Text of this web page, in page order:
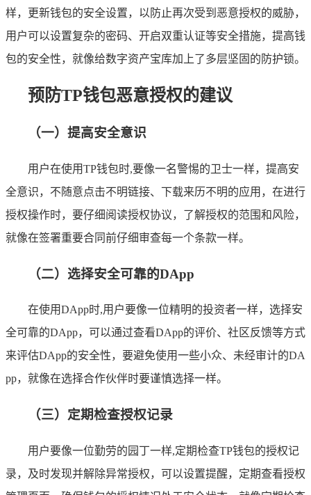
样，更新钱包的安全设置，以防止再次受到恶意授权的威胁，
用户可以设置复杂的密码、开启双重认证等安全措施，提高钱
包的安全性，就像给数字资产宝库加上了多层坚固的防护锁。
预防TP钱包恶意授权的建议
（一）提高安全意识
用户在使用TP钱包时,要像一名警惕的卫士一样，提高安
全意识，不随意点击不明链接、下载来历不明的应用，在进行
授权操作时，要仔细阅读授权协议，了解授权的范围和风险，
就像在签署重要合同前仔细审查每一个条款一样。
（二）选择安全可靠的DApp
在使用DApp时,用户要像一位精明的投资者一样，选择安
全可靠的DApp，可以通过查看DApp的评价、社区反馈等方式
来评估DApp的安全性，要避免使用一些小众、未经审计的DA
pp，就像在选择合作伙伴时要谨慎选择一样。
（三）定期检查授权记录
用户要像一位勤劳的园丁一样,定期检查TP钱包的授权记
录，及时发现并解除异常授权，可以设置提醒，定期查看授权